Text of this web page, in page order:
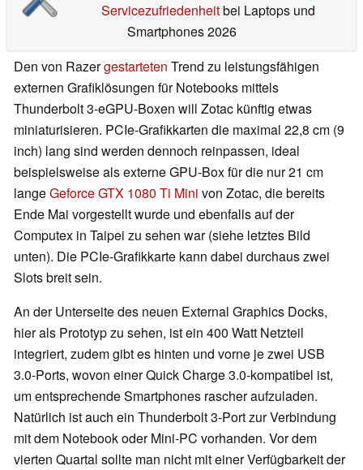
Servicezufriedenheitbei Laptops und
Smartphones 2026
Den von Razergestarteten Trend zu leistungsfähigen
externen Grafiklösungen für Notebooks mittels
Thunderbolt 3-eGPU-Boxen will Zotac künftig etwas
miniaturisieren. PCIe-Grafikkarten die maximal 22,8 cm (9
inch) lang sind werden dennoch reinpassen, ideal
beispielsweise als externe GPU-Box für die nur 21 cm
langeGeforce GTX 1080 Ti Mini von Zotac, die bereits
Ende Mai vorgestellt wurde und ebenfalls auf der
Computex in Taipei zu sehen war (siehe letztes Bild
unten). Die PCIe-Grafikkarte kann dabei durchaus zwei
Slots breit sein.
An der Unterseite des neuen External Graphics Docks,
hier als Prototyp zu sehen, ist ein 400 Watt Netzteil
integriert, zudem gibt es hinten und vorne je zwei USB
3.0-Ports, wovon einer Quick Charge 3.0-kompatibel ist,
um entsprechende Smartphones rascher aufzuladen.
Natürlich ist auch ein Thunderbolt 3-Port zur Verbindung
mit dem Notebook oder Mini-PC vorhanden. Vor dem
vierten Quartal sollte man nicht mit einer Verfügbarkeit der